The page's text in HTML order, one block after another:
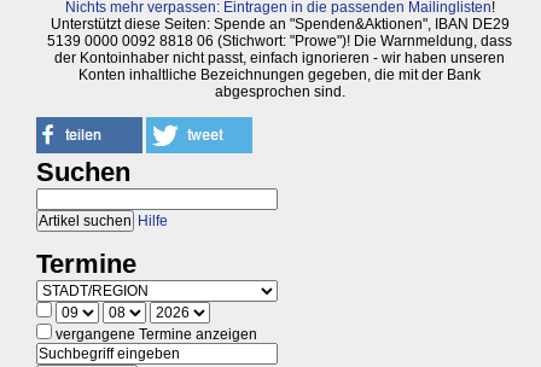
Nichts mehr verpassen: Eintragen in die passenden Mailinglisten!
Unterstützt diese Seiten: Spende an "Spenden&Aktionen", IBAN DE29
5139 0000 0092 8818 06 (Stichwort: "Prowe")! Die Warnmeldung, dass
der Kontoinhaber nicht passt, einfach ignorieren - wir haben unseren
Konten inhaltliche Bezeichnungen gegeben, die mit der Bank
abgesprochen sind.
Suchen
Hilfe
Termine
vergangene Termine anzeigen